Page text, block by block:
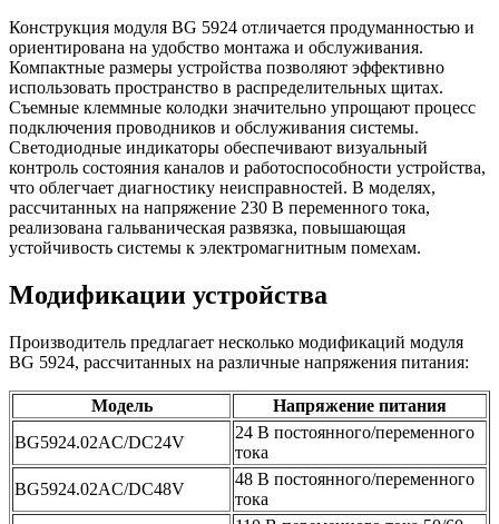
Конструкция модуля BG 5924 отличается продуманностью и
ориентирована на удобство монтажа и обслуживания.
Компактные размеры устройства позволяют эффективно
использовать пространство в распределительных щитах.
Съемные клеммные колодки значительно упрощают процесс
подключения проводников и обслуживания системы.
Светодиодные индикаторы обеспечивают визуальный
контроль состояния каналов и работоспособности устройства,
что облегчает диагностику неисправностей. В моделях,
рассчитанных на напряжение 230 В переменного тока,
реализована гальваническая развязка, повышающая
устойчивость системы к электромагнитным помехам.
Модификации устройства
Производитель предлагает несколько модификаций модуля
BG 5924, рассчитанных на различные напряжения питания:
Модель
Напряжение питания
BG5924.02AC/DC24V
24 В постоянного/переменного
тока
BG5924.02AC/DC48V
48 В постоянного/переменного
тока